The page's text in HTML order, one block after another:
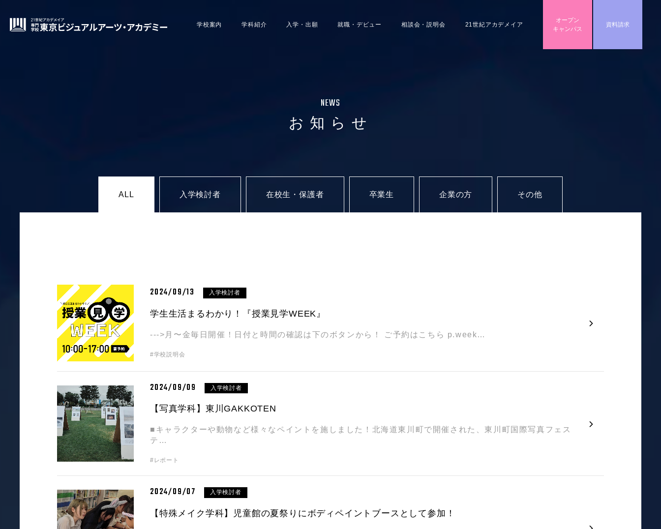
学校案内 学科紹介 入学・出願 就職・デビュー 相談会・説明会 21世紀アカデメイア
オープン
キャンパス
資料請求
NEWS
お知らせ
ALL 入学検討者 在校生・保護者 卒業生 企業の方 その他
2024/09/13 入学検討者
学生生活まるわかり！『授業見学WEEK』
--->月〜金毎日開催！日付と時間の確認は下のボタンから！ ご予約はこちら p.week…
#学校説明会
2024/09/09 入学検討者
【写真学科】東川GAKKOTEN
■キャラクターや動物など様々なペイントを施しました！北海道東川町で開催された、東川町国際写真フェス
テ…
#レポート
2024/09/07 入学検討者
【特殊メイク学科】児童館の夏祭りにボディペイントブースとして参加！